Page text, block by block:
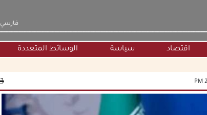
فارسي
اقتصاد سياسة الوسائط المتعددة